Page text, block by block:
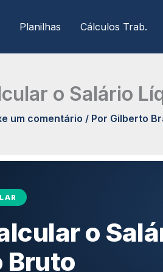
Planilhas Cálculos Trab.
o Salário
um comentário / Por Gilberto
o
Bruto